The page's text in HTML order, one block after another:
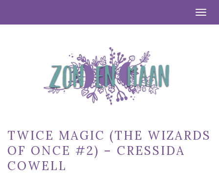
TWICE MAGIC (THE WIZARDS
OF ONCE #2) – CRESSIDA
COWELL